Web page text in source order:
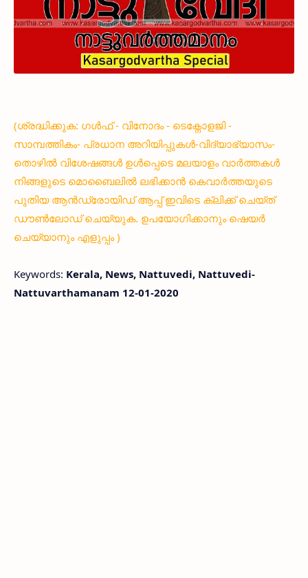
(ശ്രദ്ധിക്കുക: ഗൾഫ് - വിനോദം - ടെക്നോളജി -
സാമ്പത്തികം- പ്രധാന അറിയിപ്പുകൾ-വിദ്യാഭ്യാസം-
തൊഴിൽ വിശേഷങ്ങൾ ഉൾപ്പെടെ മലയാളം വാർത്തകൾ
നിങ്ങളുടെ മൊബൈലിൽ ലഭിക്കാൻ കെവാർത്തയുടെ
പുതിയ ആൻഡ്രോയിഡ് ആപ്പ് ഇവിടെ ക്ലിക്ക് ചെയ്ത്
ഡൗൺലോഡ് ചെയ്യുക. ഉപയോഗിക്കാനും ഷെയർ
ചെയ്യാനും എളുപ്പം )
Keywords: Kerala, News, Nattuvedi, Nattuvedi-
Nattuvarthamanam 12-01-2020